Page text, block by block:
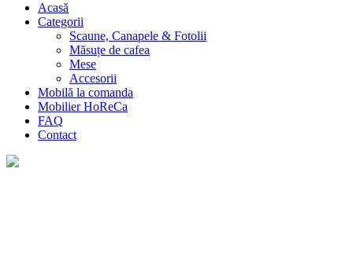
Acasă
Categorii
Scaune, Canapele & Fotolii
Măsuțe de cafea
Mese
Accesorii
Mobilă la comanda
Mobilier HoReCa
FAQ
Contact